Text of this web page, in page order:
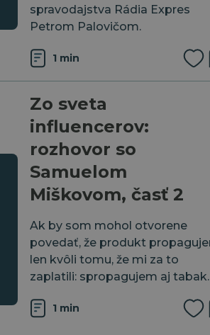
spravodajstva ⁠Rádia Expres⁠
⁠Petrom Palovičom⁠.
1 min
Zo sveta
influencerov:
rozhovor so
Samuelom
Miškovom, časť 2
Ak by som mohol otvorene
povedať, že produkt
len kvôli tomu, že mi za to
zaplatili: spropagujem aj tabak.
1 min